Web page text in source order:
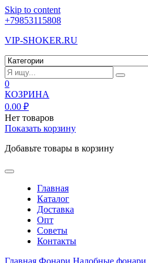
Skip to content
+79853115808
VIP-SHOKER.RU
0
КОЗРИНА
0.00 ₽
Нет товаров
Показать корзину
Добавьте товары в корзину
Главная
Каталог
Доставка
Опт
Советы
Контакты
Главная Фонари Налобные фонари